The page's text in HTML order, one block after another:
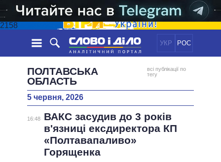
2158
УКР РОС
НОВИНИ
СТРІЧКА
ПОДІЇ
СТАТТІ
ДУМКИ
ОГЛЯДИ
ПОЛІТИКА
ЕКОНОМІКА
СУСПІЛЬСТВО
СВІТ
ОБIЦЯНКИ
ПОЛIТИКИ
УСІ ПОЛІТИКИ
ПРЕЗИДЕНТ І ОФІС
ІНФОГРАФІКА
ВІДЕО
ПОЛТАВСЬКА
ОБЛАСТЬ
всі публікації по
тегу
5 червня, 2026
16:48
ВАКС засудив до 3 років
в'язниці ексдиректора КП
«Полтавапаливо»
Горященка